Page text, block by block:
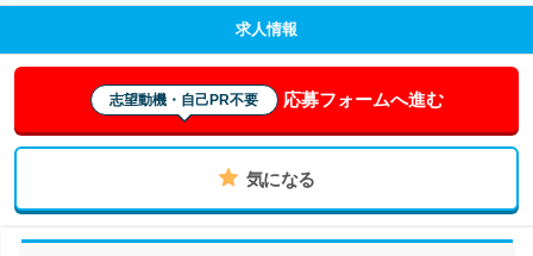
求人情報
志望動機・自己PR不要 応募フォームへ進む
気になる